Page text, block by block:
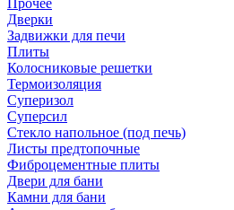
Прочее
Дверки
Задвижки для печи
Плиты
Колосниковые решетки
Термоизоляция
Суперизол
Суперсил
Стекло напольное (под печь)
Листы предтопочные
Фиброцементные плиты
Двери для бани
Камни для бани